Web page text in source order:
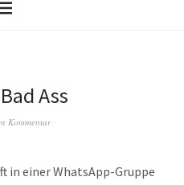
Ass
Kommentar
in einer WhatsApp-Gruppe